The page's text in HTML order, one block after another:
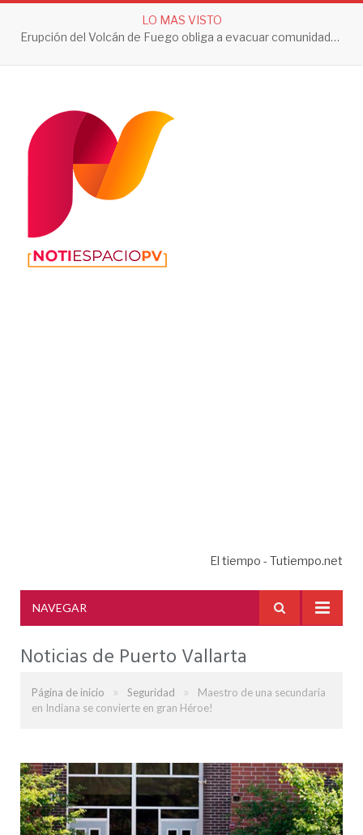
LO MAS VISTO
Erupción del Volcán de Fuego obliga a evacuar comunidades y mantiene en alerta a Guatemala
El tiempo - Tutiempo.net
NAVEGAR
Noticias de Puerto Vallarta
Página de inicio » Seguridad »
Maestro de una secundaria
en Indiana se convierte en gran Héroe!